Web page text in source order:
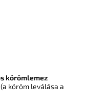
körömlemez
(a köröm leválása a